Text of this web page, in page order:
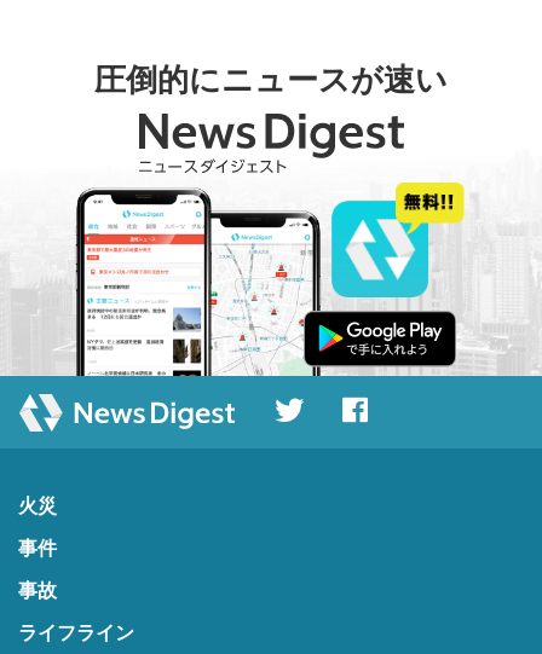
圧倒的にニュースが速い
火災
事件
事故
ライフライン